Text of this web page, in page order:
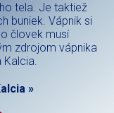
tela. Je taktiež
buniek. Vápnik si
človek musí
zdrojom vápnika
Kalcia.
»